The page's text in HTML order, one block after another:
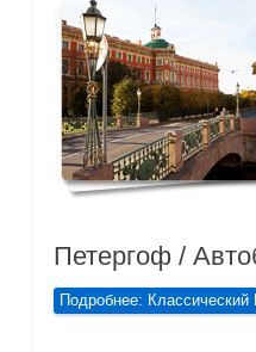
Петергоф /
Подробнее: